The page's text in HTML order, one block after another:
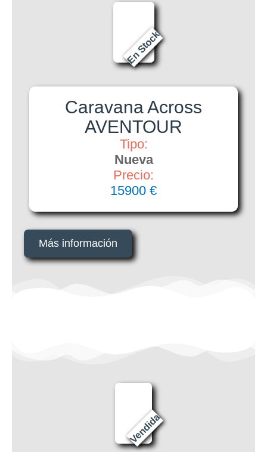
En Stock
Caravana Across
AVENTOUR
Tipo:
Nueva
Precio:
15900 €
Más información
Vendida